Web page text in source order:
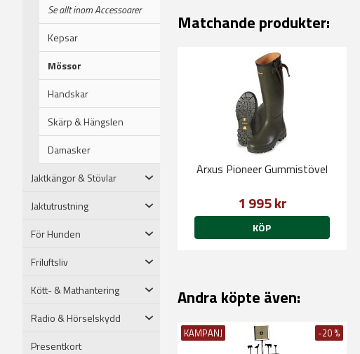
Se allt inom Accessoarer
Kepsar
Mössor
Handskar
Skärp & Hängslen
Damasker
Jaktkängor & Stövlar
Jaktutrustning
För Hunden
Friluftsliv
Kött- & Mathantering
Radio & Hörselskydd
Presentkort
Matchande produkter:
Arxus Pioneer Gummistövel
1 995 kr
KÖP
Andra köpte även:
KAMPANJ -20 %